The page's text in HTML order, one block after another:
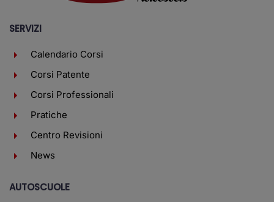
SERVIZI
Calendario Corsi
Corsi Patente
Corsi Professionali
Pratiche
Centro Revisioni
News
AUTOSCUOLE